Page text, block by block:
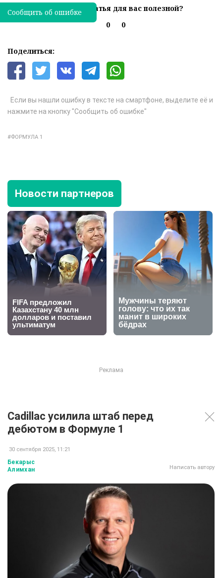
Была ли эта статья для вас полезной?
0
0
Поделиться:
Если вы нашли ошибку в тексте на смартфоне, выделите её и
нажмите на кнопку "Сообщить об ошибке"
ФОРМУЛА 1
Сообщить об ошибке
Новости партнеров
Cadillac усилила штаб перед
дебютом в Формуле 1
30 сентября 2025, 11:21
Бекарыс
Алимхан
Написать автору